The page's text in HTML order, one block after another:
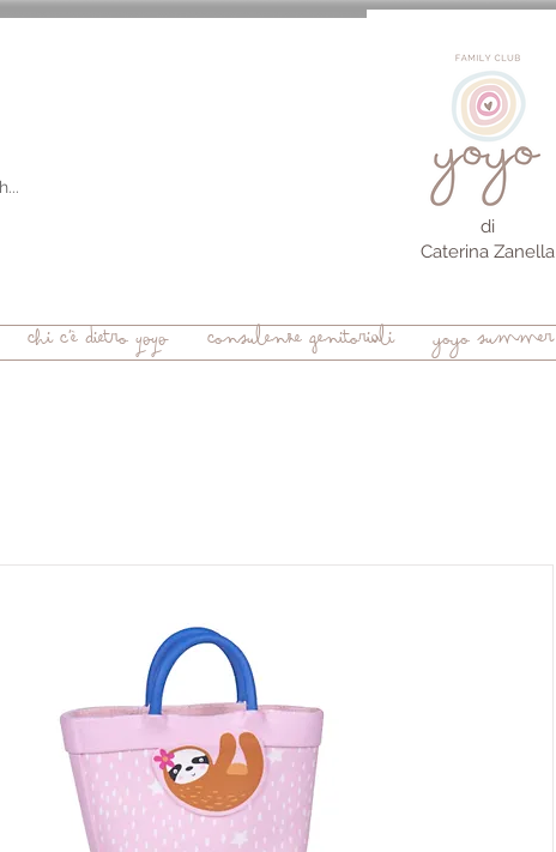
di
Caterina Zanella
chi c'è dietro YOYO consulenze genitoriali yoyo summer